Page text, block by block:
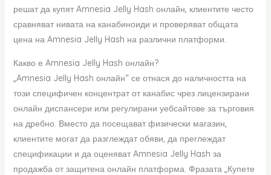
решат да купят Amnesia Jelly Hash онлайн, клиентите често
сравняват нивата на канабиноиди и проверяват общата
цена на Amnesia Jelly Hash на различни платформи.
Какво е Amnesia Jelly Hash онлайн?
„Amnesia Jelly Hash онлайн“ се отнася до наличността на
този специфичен концентрат от канабис чрез лицензирани
онлайн диспансери или регулирани уебсайтове за търговия
на дребно. Вместо да посещават физически магазин,
клиентите могат да разглеждат обяви, да преглеждат
спецификации и да оценяват Amnesia Jelly Hash за
продажба от защитена онлайн платформа. Фразата „Купете